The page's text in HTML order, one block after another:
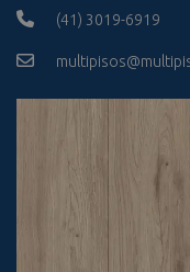
(41) 3019-6919